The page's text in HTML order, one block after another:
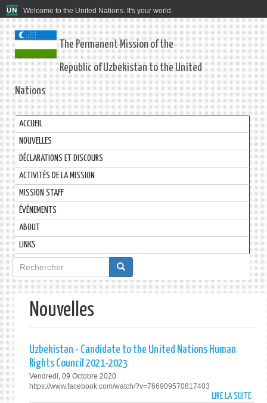
Welcome to the United Nations. It's your world.
The Permanent Mission of the
Republic of Uzbekistan to the United
Nations
ACCUEIL
NOUVELLES
DÉCLARATIONS ET DISCOURS
ACTIVITÉS DE LA MISSION
MISSION STAFF
ÉVÉNEMENTS
ABOUT
LINKS
Formulaire
de
recherche
Nouvelles
Uzbekistan - Candidate to the United Nations Human
Rights Council 2021-2023
Vendredi, 09 Octobre 2020
https://www.facebook.com/watch/?v=766909570817403
LIRE LA SUITEDE